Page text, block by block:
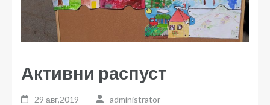
Активни распуст
29 авг,2019 administrator